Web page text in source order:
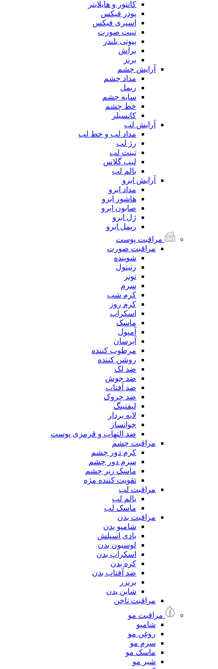
کانتور و هایلایتر
پودر فیکس
اسپری فیکس
تینت صورت
بیوتی بلندر
براش
برنز
آرایش چشم
مداد چشم
ریمل
سایه چشم
خط چشم
کانسیلر
آرایش لب
مداد لب و خط لب
رژ لب
تینت لب
لیپ گلاس
بالم لب
آرایش ابرو
مداد ابرو
هاشور ابرو
صابون ابرو
ژل ابرو
ریمل ابرو
مراقبت پوست
مراقبت صورت
شوینده
رتینول
تونر
سرم
کرم شب
کرم روز
اسکراپ
ماسک
آمپول
آبرسان
مرطوب کننده
روشن کننده
ضد لک
ضد جوش
ضد آفتاب
ضد چروک
لیفتینگ
لایه بردار
جوانساز
ضد التهاب و قرمزی پوست
مراقبت چشم
کرم دور چشم
سرم دور چشم
ماسک زیر چشم
تقویت کننده مژه
مراقبت لب
بالم لب
ماسک لب
مراقبت بدن
شامپو بدن
بادی اسپلش
لوسیون بدن
اسکراپ بدن
کره بدن
ضد آفتاب بدن
برنزر
شاین بدن
مراقبت ناخن
مراقبت مو
شامپو
روغن مو
سرم مو
ماسک مو
شیر مو